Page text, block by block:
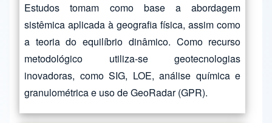
Estudos tomam como base a abordagem
sistêmica aplicada à geografia física, assim como
a teoria do equilíbrio dinâmico. Como recurso
metodológico utiliza-se geotecnologias
inovadoras, como SIG, LOE, análise química e
granulométrica e uso de GeoRadar (GPR).